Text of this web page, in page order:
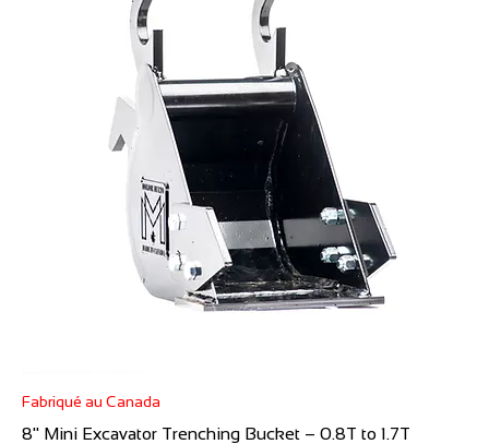
Fabriqué au Canada
8" Mini Excavator Trenching Bucket – 0.8T to 1.7T